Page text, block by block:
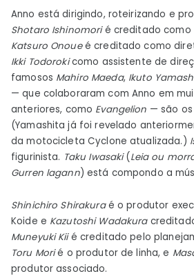
Anno está dirigindo, roteirizando e
Shotaro Ishinomorié creditado como
Katsuro Onoueé creditado como
Ikki Todorokicomo assistente de
famosos Mahiro Maeda, Ikuto
— que colaboraram com Anno em
anteriores, como Evangelion — são
(Yamashita já foi revelado
da motocicleta Cyclone atualizada.)
figurinista. Taku Iwasaki(Leia ou
Gurren lagann) está compondo a
Shinichiro Shirakuraé o produtor
Koide e Kazutoshi Wadakura
Muneyuki Kiié creditado pelo
Toru Morié o produtor de linha, e
produtor associado.